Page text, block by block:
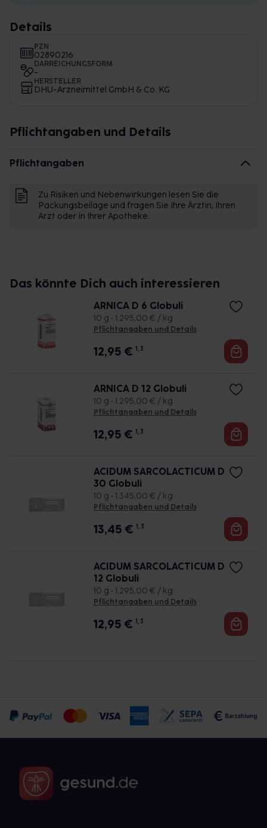
Details
PZN
02890216
DARREICHUNGSFORM
-
HERSTELLER
DHU-Arzneimittel GmbH & Co. KG
Pflichtangaben und Details
Pflichtangaben
Zu Risiken und Nebenwirkungen lesen Sie die
Packungsbeilage und fragen Sie Ihre Ärztin, Ihren
Arzt oder in Ihrer Apotheke.
Das könnte Dich auch interessieren
ARNICA D 6 Globuli
10 g • 1.295,00 € / kg
Pflichtangaben und Details
12,95 € 1, 3
ARNICA D 12 Globuli
10 g • 1.295,00 € / kg
Pflichtangaben und Details
12,95 € 1, 3
ACIDUM SARCOLACTICUM D
30 Globuli
10 g • 1.345,00 € / kg
Pflichtangaben und Details
13,45 € 1, 3
ACIDUM SARCOLACTICUM D
12 Globuli
10 g • 1.295,00 € / kg
Pflichtangaben und Details
12,95 € 1, 3